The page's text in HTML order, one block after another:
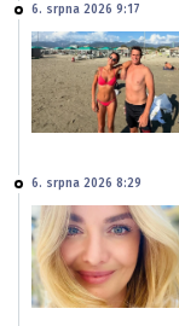
6. srpna 2026 9:17
6. srpna 2026 8:29